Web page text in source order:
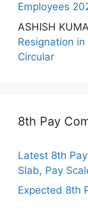
Employees
ASHISH
Resignation
Circular
8th Pay
Latest 8th
Slab, Pay
Expected 8th